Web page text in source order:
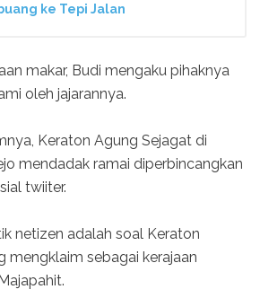
ke Tepi Jalan
makar, Budi mengaku pihaknya
oleh jajarannya.
Keraton Agung Sejagat di
mendadak ramai diperbincangkan
twiiter.
netizen adalah soal Keraton
mengklaim sebagai kerajaan